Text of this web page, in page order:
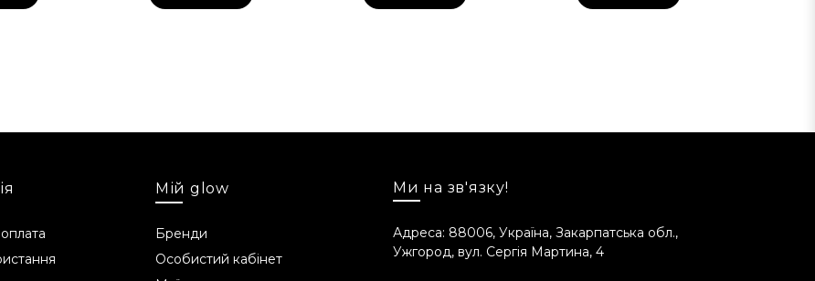
Мій glow
Бренди
Особистий кабінет
Ми на зв'язку!
Адреса: 88006, Україна, Закарпатська обл.,
Ужгород, вул. Сергія Мартина, 4